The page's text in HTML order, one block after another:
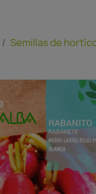
Semillas de